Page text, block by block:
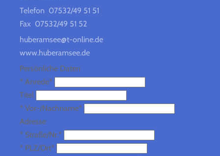
Telefon 07532/49 51 51
Fax 07532/49 51 52
huberamsee@t-online.de
www.huberamsee.de
Persönliche Daten
* Anrede*
Titel
* Vor-/Nachname*
Adresse
* Straße/Nr.*
* PLZ/Ort*